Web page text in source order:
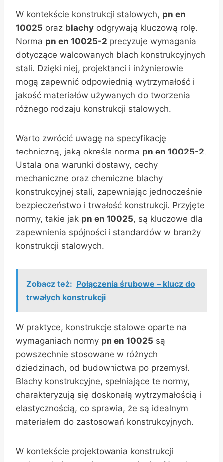
W kontekście konstrukcji stalowych, pn en
10025 oraz blachy odgrywają kluczową rolę.
Norma pn en 10025-2 precyzuje wymagania
dotyczące walcowanych blach konstrukcyjnych
stali. Dzięki niej, projektanci i inżynierowie
mogą zapewnić odpowiednią wytrzymałość i
jakość materiałów używanych do tworzenia
różnego rodzaju konstrukcji stalowych.
Warto zwrócić uwagę na specyfikację
techniczną, jaką określa norma pn en 10025-2.
Ustala ona warunki dostawy, cechy
mechaniczne oraz chemiczne blachy
konstrukcyjnej stali, zapewniając jednocześnie
bezpieczeństwo i trwałość konstrukcji. Przyjęte
normy, takie jak pn en 10025, są kluczowe dla
zapewnienia spójności i standardów w branży
konstrukcji stalowych.
Zobacz też: Połączenia śrubowe – klucz do
trwałych konstrukcji
W praktyce, konstrukcje stalowe oparte na
wymaganiach normy pn en 10025 są
powszechnie stosowane w różnych
dziedzinach, od budownictwa po przemysł.
Blachy konstrukcyjne, spełniające te normy,
charakteryzują się doskonałą wytrzymałością i
elastycznością, co sprawia, że są idealnym
materiałem do zastosowań konstrukcyjnych.
W kontekście projektowania konstrukcji